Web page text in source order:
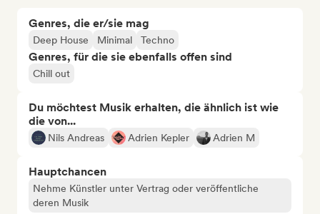
Genres, die er/sie mag
Deep House Minimal Techno
Genres, für die sie ebenfalls offen sind
Chill out
Du möchtest Musik erhalten, die ähnlich ist wie
die von...
Nils Andreas Adrien Kepler Adrien M
Hauptchancen
Nehme Künstler unter Vertrag oder veröffentliche
deren Musik